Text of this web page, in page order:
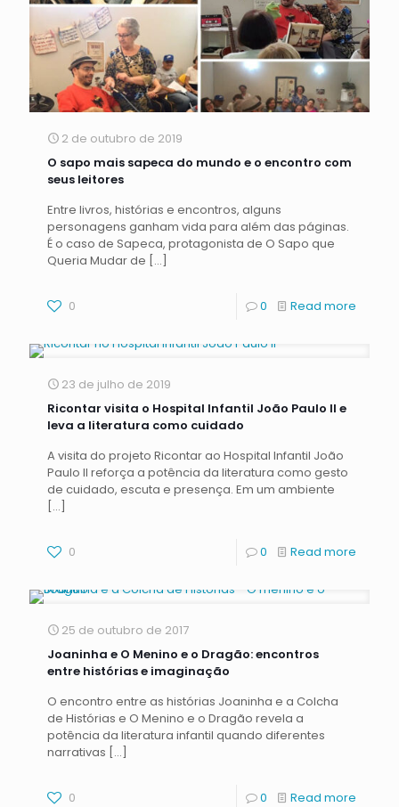
2 de outubro de 2019
O sapo mais sapeca do mundo e o encontro com
seus leitores
Entre livros, histórias e encontros, alguns
personagens ganham vida para além das páginas.
É o caso de Sapeca, protagonista de O Sapo que
Queria Mudar de […]
0 0 Read more
23 de julho de 2019
Ricontar visita o Hospital Infantil João Paulo II e
leva a literatura como cuidado
A visita do projeto Ricontar ao Hospital Infantil João
Paulo II reforça a potência da literatura como gesto
de cuidado, escuta e presença. Em um ambiente
[…]
0 0 Read more
25 de outubro de 2017
Joaninha e O Menino e o Dragão: encontros
entre histórias e imaginação
O encontro entre as histórias Joaninha e a Colcha
de Histórias e O Menino e o Dragão revela a
potência da literatura infantil quando diferentes
narrativas […]
0 0 Read more